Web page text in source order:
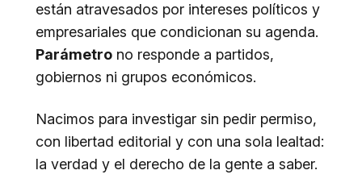
están atravesados por intereses políticos y
empresariales que condicionan su agenda.
Parámetro no responde a partidos,
gobiernos ni grupos económicos.
Nacimos para investigar sin pedir permiso,
con libertad editorial y con una sola lealtad:
la verdad y el derecho de la gente a saber.